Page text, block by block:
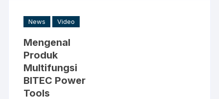
News Video
Mengenal
Produk
Multifungsi
BITEC Power
Tools